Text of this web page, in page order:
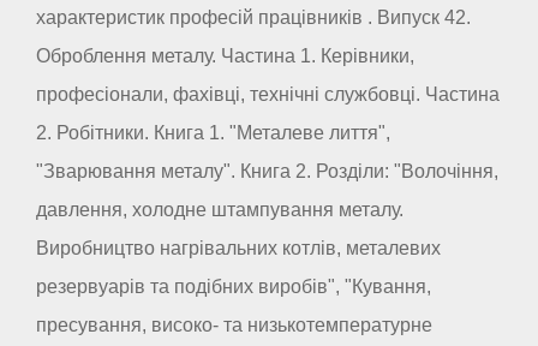
характеристик професій працівників . Випуск 42.
Оброблення металу. Частина 1. Керівники,
професіонали, фахівці, технічні службовці. Частина
2. Робітники. Книга 1. "Металеве лиття",
"Зварювання металу". Книга 2. Розділи: "Волочіння,
давлення, холодне штампування металу.
Виробництво нагрівальних котлів, металевих
резервуарів та подібних виробів", "Кування,
пресування, високо- та низькотемпературне